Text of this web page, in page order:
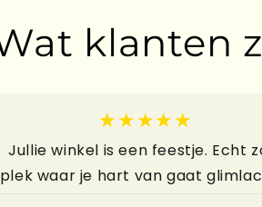
klanten
★★★★★
Jullie winkel is een feestje. Echt
plek waar je hart van gaat